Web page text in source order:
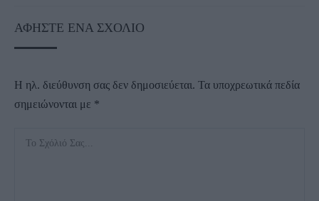
ΑΦΉΣΤΕ ΈΝΑ ΣΧΌΛΙΟ
Η ηλ. διεύθυνση σας δεν δημοσιεύεται. Τα υποχρεωτικά πεδία
σημειώνονται με *